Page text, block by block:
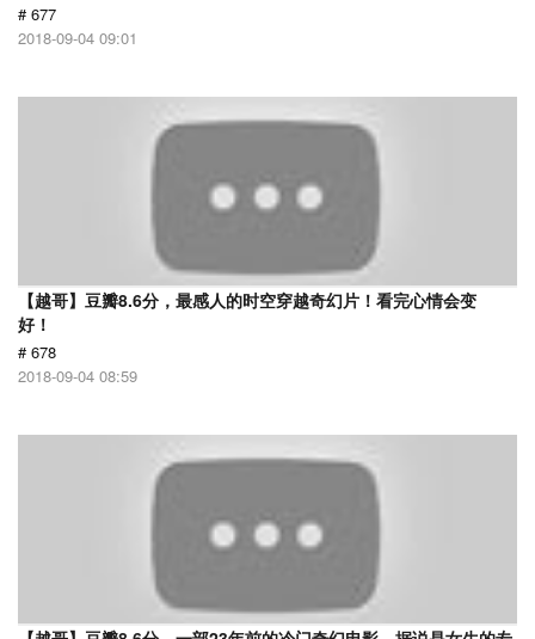
# 677
2018-09-04 09:01
【越哥】豆瓣8.6分，最感人的时空穿越奇幻片！看完心情会变
好！
# 678
2018-09-04 08:59